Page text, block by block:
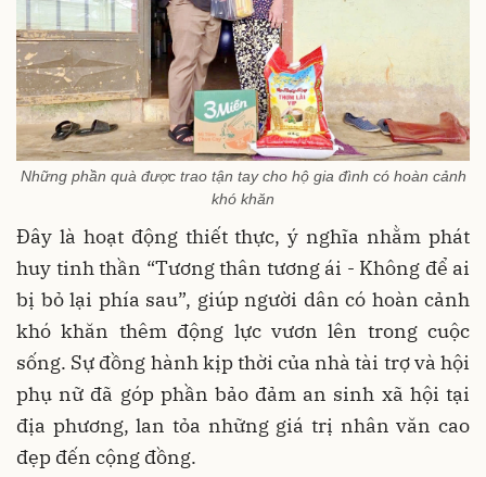
Những phần quà được trao tận tay cho hộ gia đình có hoàn cảnh
khó khăn
Đây là hoạt động thiết thực, ý nghĩa nhằm phát
huy tinh thần “Tương thân tương ái - Không để ai
bị bỏ lại phía sau”, giúp người dân có hoàn cảnh
khó khăn thêm động lực vươn lên trong cuộc
sống. Sự đồng hành kịp thời của nhà tài trợ và hội
phụ nữ đã góp phần bảo đảm an sinh xã hội tại
địa phương, lan tỏa những giá trị nhân văn cao
đẹp đến cộng đồng.